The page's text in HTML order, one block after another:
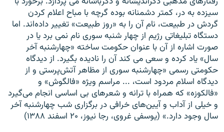
سیزده به در، کمتر دشمنانه بوده گرچه با مباح اعلام کردن
گردش در طبیعت، نام آن را به «روز طبیعت» تغییر داده‌اند. اما
دستگاه تبلیغاتی رژیم از چهار شنبه سوری نام نمی برد یا در
صورت اشاره از آن با عنوان حکومت ساخته «چهارشنبه آخر
سال» یاد کرده و سعی می کند آن را نادیده بگیرد. از دیدگاه
حکومتی رسمی «چهارشنبه سوری از مظاهر آتش‌پرستی و از
دیدگاه اسلام مردود است، ... مراسم ویژه «فالگوش» و
«فالکوزه» که همراه با ترانه و شعرهای بی اساسی انجام می‌گیرد
و خیلی از آداب و آیین‌های خرافی در برگزاری شب چهارشنبه آخر
سال وجود دارد.» (یوسفی غروی، رجا نیوز، ۲۰ اسفند ۱۳۸۸)